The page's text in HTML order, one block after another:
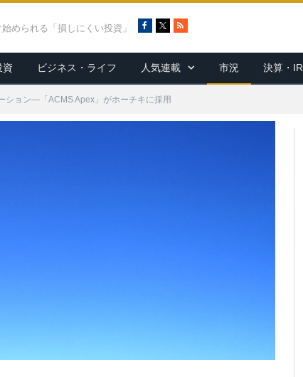
められる「損しにくい投資」
c
e
b
o
R
S
資 ビジネス・ライフ 人気連載 市況 決算・IR
ション—「ACMS Apex」がホーチキに採用